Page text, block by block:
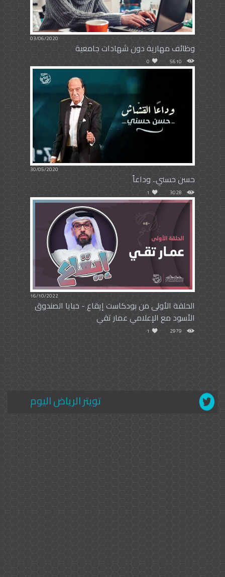
03/06/2020
وظائف مهارية دون شهادات جامعية
5610
0
30/05/2020
حسن حسني.. وداعاً
3028
1
16/10/2022
الحلقة الأولى من بودكاست إيقاع - خبايا الصندوق
الأسود مع الإعلامي عمار تقي
2979
1
تويتر الرياض اليوم